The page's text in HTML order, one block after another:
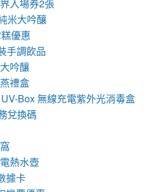
入場券2張
米大吟釀
優惠
手調飲品
吟釀
禮盒
Box 無線充電紫外光消毒盒
兌換碼
熱水壺
據卡